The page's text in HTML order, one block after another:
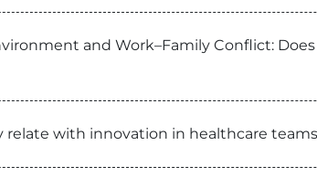
and Work–Family Conflict:
with innovation in healthcare